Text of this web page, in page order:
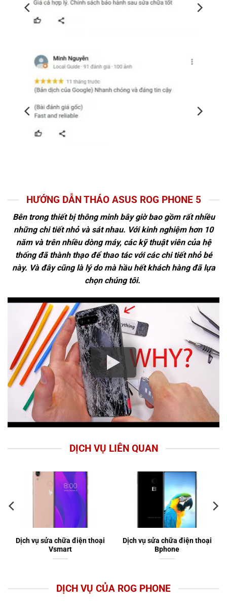
HƯỚNG DẪN THÁO ASUS ROG PHONE 5
Bên trong thiết bị thông minh bây giờ bao gồm rất nhiều
những chi tiết nhỏ và sát nhau. Với kinh nghiệm hơn 10
năm và trên nhiều dòng máy, các kỹ thuật viên của hệ
thống đã thành thạo để thao tác với các chi tiết nhỏ bé
này. Và đây cũng là lý do mà hầu hết khách hàng đã lựa
chọn chúng tôi.
DỊCH VỤ LIÊN QUAN
Dịch vụ sửa chữa điện thoại
Vsmart
Dịch vụ sửa chữa điện thoại
Bphone
DỊCH VỤ CỦA ROG PHONE